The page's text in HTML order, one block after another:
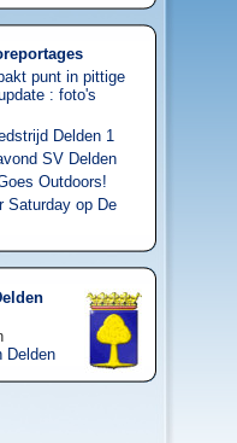
punt in pittige
: foto's
Delden 1
SV Delden
Outdoors!
Saturday op De
Delden